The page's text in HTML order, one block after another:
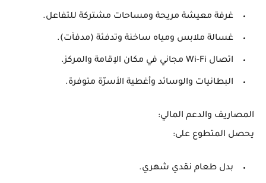
غرفة معيشة مريحة ومساحات مشتركة للتفاعل.
غسالة ملابس ومياه ساخنة وتدفئة (مدفآت).
اتصال Wi-Fi مجاني في مكان الإقامة والمركز.
البطانيات والوسائد وأغطية الأسرّة متوفرة.
المصاريف والدعم المالي:
يحصل المتطوع على:
بدل طعام نقدي شهري.